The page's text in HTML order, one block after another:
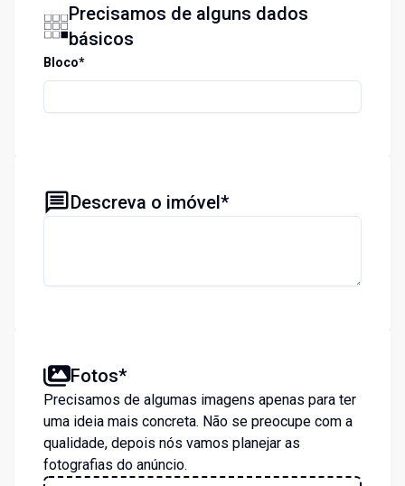
Precisamos de alguns dados
básicos
Bloco*
Descreva o imóvel*
Fotos*
Precisamos de algumas imagens apenas para ter
uma ideia mais concreta. Não se preocupe com a
qualidade, depois nós vamos planejar as
fotografias do anúncio.